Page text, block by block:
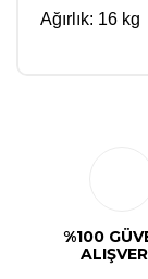
Ağırlık: 16 kg
%100